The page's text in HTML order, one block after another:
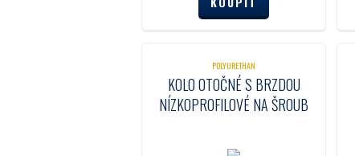
POLYURETHAN
KOLO OTOČNÉ S BRZDOU
NÍZKOPROFILOVÉ NA ŠROUB